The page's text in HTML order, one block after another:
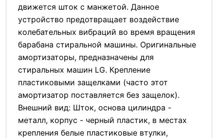
движется шток с манжетой. Данное
устройство предотвращает воздействие
колебательных вибраций во время вращения
барабана стиральной машины. Оригинальные
амортизаторы, предназначены для
стиральных машин LG. Крепление
пластиковыми защелками (часто этот
амортизатор поставляется без защелок).
Внешний вид: Шток, основа цилиндра -
металл, корпус - черный пластик, в местах
крепления белые пластиковые втулки,